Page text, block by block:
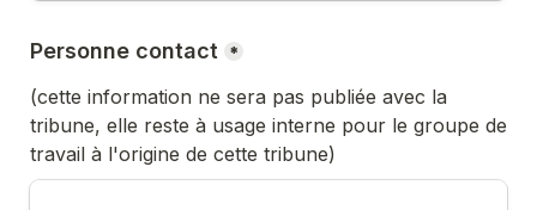
Personne contact *
(cette information ne sera pas publiée avec la
tribune, elle reste à usage interne pour le groupe de
travail à l'origine de cette tribune)